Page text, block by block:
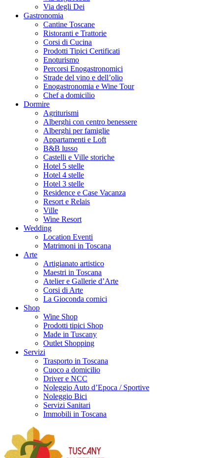
Via degli Dei
Gastronomia
Cantine Toscane
Ristoranti e Trattorie
Corsi di Cucina
Prodotti Tipici Certificati
Enoturismo
Percorsi Enogastronomici
Strade del vino e dell’olio
Enogastronomia e Wine Tour
Chef a domicilio
Dormire
Agriturismi
Alberghi con centro benessere
Alberghi per famiglie
Appartamenti e Loft
B&B lusso
Castelli e Ville storiche
Hotel 5 stelle
Hotel 4 stelle
Hotel 3 stelle
Residence e Case Vacanza
Resort e Relais
Ville
Wine Resort
Wedding
Location Eventi
Matrimoni in Toscana
Arte
Artigianato artistico
Maestri in Toscana
Atelier e Gallerie d’Arte
Corsi di Arte
La Gioconda cornici
Shop
Wine Shop
Prodotti tipici Shop
Made in Tuscany
Outlet Shopping
Servizi
Trasporto in Toscana
Cuoco a domicilio
Driver e NCC
Noleggio Auto d’Epoca / Sportive
Noleggio Bici
Servizi Sanitari
Immobili in Toscana